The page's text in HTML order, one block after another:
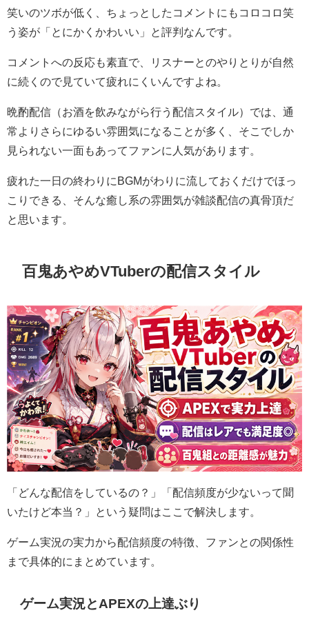
笑いのツボが低く、ちょっとしたコメントにもコロコロ笑
う姿が「とにかくかわいい」と評判なんです。
コメントへの反応も素直で、リスナーとのやりとりが自然
に続くので見ていて疲れにくいんですよね。
晩酌配信（お酒を飲みながら行う配信スタイル）では、通
常よりさらにゆるい雰囲気になることが多く、そこでしか
見られない一面もあってファンに人気があります。
疲れた一日の終わりにBGMがわりに流しておくだけでほっ
こりできる、そんな癒し系の雰囲気が雑談配信の真骨頂だ
と思います。
百鬼あやめVTuberの配信スタイル
「どんな配信をしているの？」「配信頻度が少ないって聞
いたけど本当？」という疑問はここで解決します。
ゲーム実況の実力から配信頻度の特徴、ファンとの関係性
まで具体的にまとめています。
ゲーム実況とAPEXの上達ぶり